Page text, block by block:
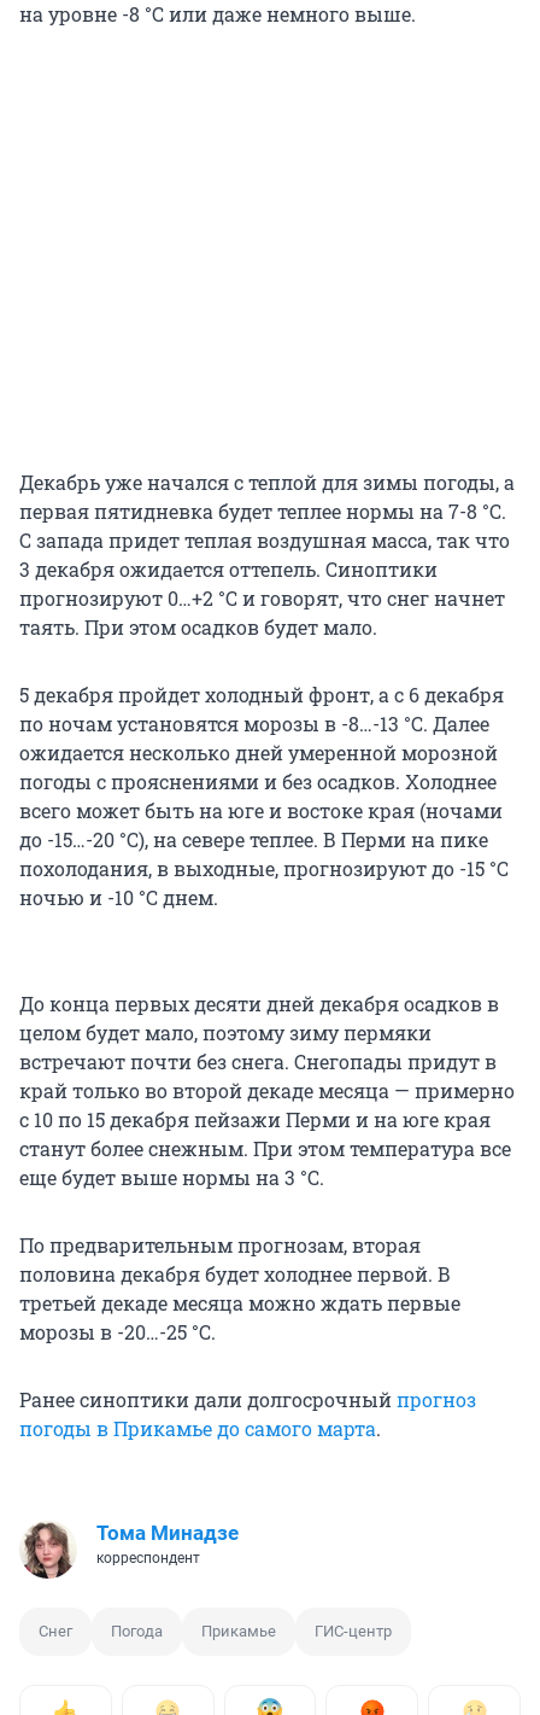
на уровне -8 °С или даже немного выше.
Декабрь уже начался с теплой для зимы погоды, а
первая пятидневка будет теплее нормы на 7-8 °С.
С запада придет теплая воздушная масса, так что
3 декабря ожидается оттепель. Синоптики
прогнозируют 0…+2 °С и говорят, что снег начнет
таять. При этом осадков будет мало.
5 декабря пройдет холодный фронт, а с 6 декабря
по ночам установятся морозы в -8…-13 °С. Далее
ожидается несколько дней умеренной морозной
погоды с прояснениями и без осадков. Холоднее
всего может быть на юге и востоке края (ночами
до -15…-20 °С), на севере теплее. В Перми на пике
похолодания, в выходные, прогнозируют до -15 °С
ночью и -10 °С днем.
До конца первых десяти дней декабря осадков в
целом будет мало, поэтому зиму пермяки
встречают почти без снега. Снегопады придут в
край только во второй декаде месяца — примерно
с 10 по 15 декабря пейзажи Перми и на юге края
станут более снежным. При этом температура все
еще будет выше нормы на 3 °С.
По предварительным прогнозам, вторая
половина декабря будет холоднее первой. В
третьей декаде месяца можно ждать первые
морозы в -20…-25 °С.
Ранее синоптики дали долгосрочныйпрогноз
погоды в Прикамье до самого марта.
Тома Минадзе
корреспондент
Снег Погода Прикамье ГИС-центр